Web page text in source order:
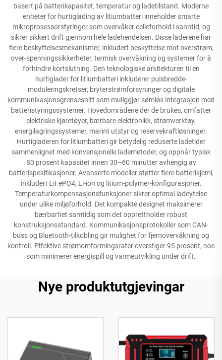
basert på batterikapasitet, temperatur og ladetilstand. Moderne
enheter for hurtiglading av litiumbatteri inneholder smarte
mikroprosessorstyringer som overvåker celleforhold i sanntid, og
sikrer sikkert drift gjennom hele ladehendelsen. Disse laderene har
flere beskyttelsesmekanismer, inkludert beskyttelse mot overstrøm,
over-spenningssikkerheter, termisk overvåkning og systemer for å
forhindre kortslutning. Den teknologiske arkitekturen til en
hurtiglader for litiumbatteri inkluderer pulsbredde-
moduleringskretser, bryterstrømforsyninger og digitale
kommunikasjonsgrensesnitt som muliggjør sømløs integrasjon med
batteristyringssystemer. Hovedområdene der de brukes, omfatter
elektriske kjøretøyer, bærbare elektronikk, strømverktøy,
energilagringssystemer, marint utstyr og reservekraftløsninger.
Hurtigladeren for litiumbatteri gir betydelig reduserte ladetider
sammenlignet med konvensjonelle lademetoder, og oppnår typisk
80 prosent kapasitet innen 30–60 minutter avhengig av
batterispesifikasjoner. Avanserte modeller støtter flere batterikjemi,
inkludert LiFePO4, Li-ion og litium-polymer-konfigurasjoner.
Temperaturkompensasjonsfunksjoner sikrer optimal ladeytelse
under ulike miljøforhold. Det kompakte designet maksimerer
bærbarhet samtidig som det opprettholder robust
konstruksjonsstandard. Kommunikasjonsprotokoller som CAN-
buss og Bluetooth-tilkobling gir mulighet for fjernovervåkning og
kontroll. Effektive strømomformingsrater overstiger 95 prosent, noe
som minimerer energispill og varmeutvikling under drift.
Nye produktutgjevingar